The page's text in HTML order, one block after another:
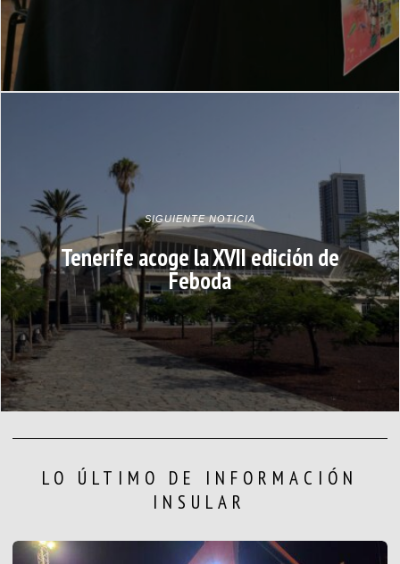
SIGUIENTE NOTICIA
Tenerife acoge la XVII edición de
Feboda
LO ÚLTIMO DE INFORMACIÓN
INSULAR